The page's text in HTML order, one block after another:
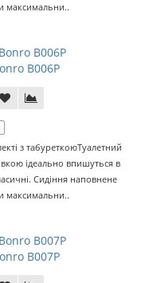
максимальни..
B006P
з табуреткоюТуалетний
ідеально впишуться в
Сидіння наповнене
максимальни..
B007P